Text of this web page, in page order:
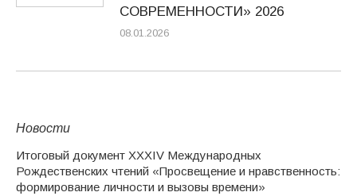
СОВРЕМЕННОСТИ» 2026
08.01.2026
Новости
Итоговый документ XXХIV Международных
Рождественских чтений «Просвещение и нравственность:
формирование личности и вызовы времени»